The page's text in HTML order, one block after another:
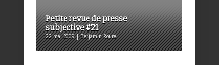
Petite revue de presse
subjective #21
22 mai 2009 | Benjamin Roure